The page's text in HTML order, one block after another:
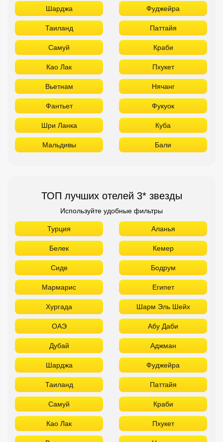
Фантьет Фукуок
Шри Ланка Куба
Мальдивы Бали
ТОП лучших отелей 3* звезды
Используйте удобные фильтры
Турция Аланья
Белек
Хургада Шарм Эль Шейх
ОАЭ Абу Даби
Дубай Аджман
Шарджа Фуджейра
Таиланд Паттайя
Самуй Краби
Као Лак Пхукет
Вьетнам Нячанг
Фантьет Фукуок
Шри Ланка Куба
Мальдивы Бали